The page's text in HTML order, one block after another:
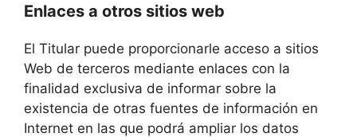
Enlaces a otros sitios web
El Titular puede proporcionarle acceso a sitios
Web de terceros mediante enlaces con la
finalidad exclusiva de informar sobre la
existencia de otras fuentes de información en
Internet en las que podrá ampliar los datos